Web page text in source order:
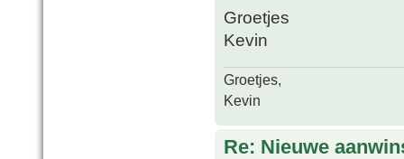
Groetjes
Kevin
Groetjes,
Kevin
Re: Nieuwe